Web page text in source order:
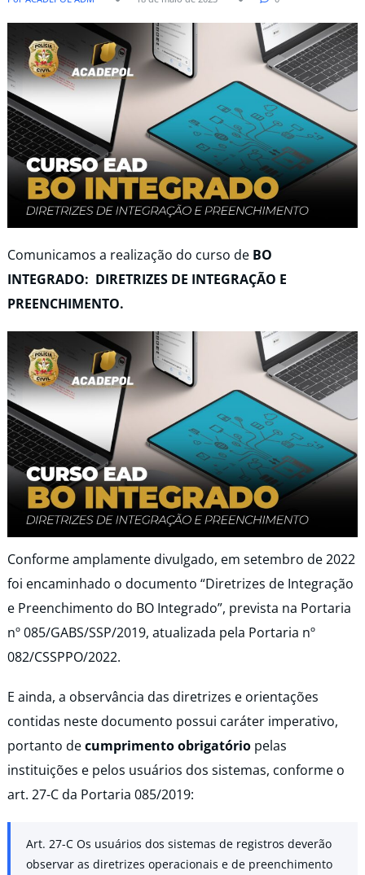
Comunicamos a realização do curso de BO
INTEGRADO: DIRETRIZES DE INTEGRAÇÃO E
PREENCHIMENTO.
Conforme amplamente divulgado, em setembro de 2022
foi encaminhado o documento “Diretrizes de Integração
e Preenchimento do BO Integrado”, prevista na Portaria
nº 085/GABS/SSP/2019, atualizada pela Portaria nº
082/CSSPPO/2022.
E ainda, a observância das diretrizes e orientações
contidas neste documento possui caráter imperativo,
portanto decumprimento obrigatório pelas
instituições e pelos usuários dos sistemas, conforme o
art. 27-C da Portaria 085/2019:
Art. 27-C Os usuários dos sistemas de registros deverão
observar as diretrizes operacionais e de preenchimento